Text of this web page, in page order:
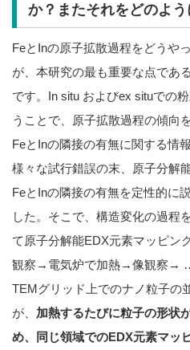
か？またそれをどのよ
FeとInの原子拡散過程をどうや
が、本研究の最も重要な点であ
です。In situ およびex situでの
うことで、原子拡散過程の傾向
FeとInの隣接の有無に関する情
様々な試行錯誤の末、原子分解
FeとInの隣接の有無を定性的に
した。そこで、構造変化の過程
て原子分解能EDX元素マッピン
観察→電気炉で加熱→像観察→ …
TEMグリッド上でのナノ粒子の
が、 加熱するたびに粒子の形状
め、同じ領域でのEDX元素マッ